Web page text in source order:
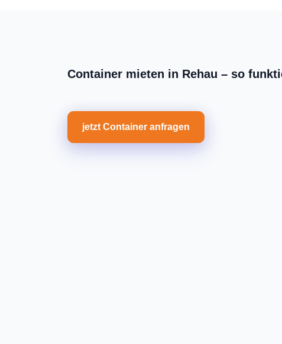
Container mieten in Rehau – so
jetzt Container anfragen